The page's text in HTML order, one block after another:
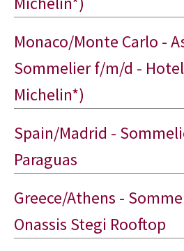
Monaco/Monte Carlo -
Sommelier f/m/d -
Michelin*)
Spain/Madrid -
Paraguas
Greece/Athens -
Onassis Stegi Rooftop